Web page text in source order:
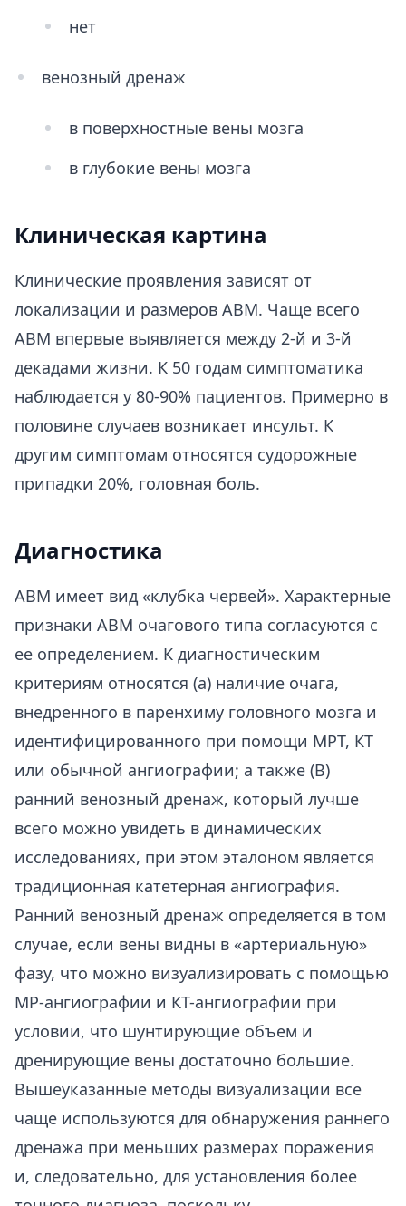
нет
венозный дренаж
в поверхностные вены мозга
в глубокие вены мозга
Клиническая картина
Клинические проявления зависят от
локализации и размеров АВМ. Чаще всего
АВМ впервые выявляется между 2-й и 3-й
декадами жизни. К 50 годам симптоматика
наблюдается у 80-90% пациентов. Примерно в
половине случаев возникает инсульт. К
другим симптомам относятся судорожные
припадки 20%, головная боль.
Диагностика
АВМ имеет вид «клубка червей». Характерные
признаки АВМ очагового типа согласуются с
ее определением. К диагностическим
критериям относятся (а) наличие очага,
внедренного в паренхиму головного мозга и
идентифицированного при помощи МРТ, КТ
или обычной ангиографии; а также (B)
ранний венозный дренаж, который лучше
всего можно увидеть в динамических
исследованиях, при этом эталоном является
традиционная катетерная ангиография.
Ранний венозный дренаж определяется в том
случае, если вены видны в «артериальную»
фазу, что можно визуализировать с помощью
МР-ангиографии и КТ-ангиографии при
условии, что шунтирующие объем и
дренирующие вены достаточно большие.
Вышеуказанные методы визуализации все
чаще используются для обнаружения раннего
дренажа при меньших размерах поражения
и, следовательно, для установления более